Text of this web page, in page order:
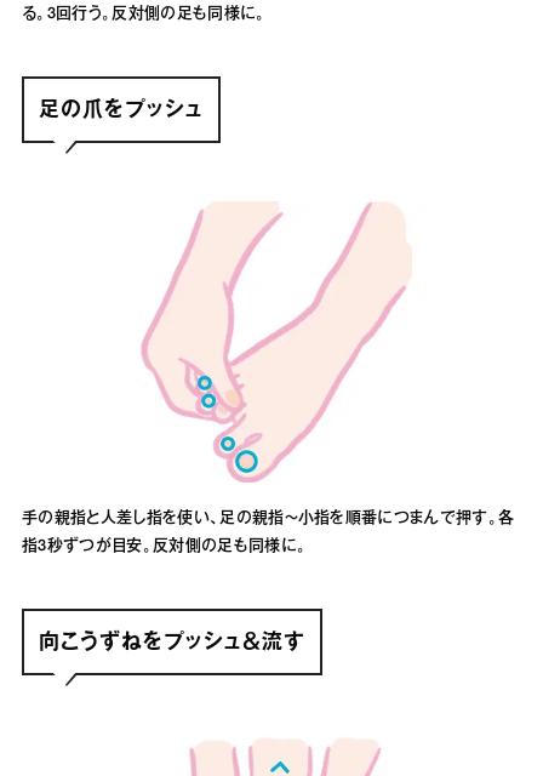
る。3回行う。反対側の足も同様に。
足の爪をプッシュ
手の親指と人差し指を使い、足の親指～小指を順番につまんで押す。各
指3秒ずつが目安。反対側の足も同様に。
向こうずねをプッシュ＆流す